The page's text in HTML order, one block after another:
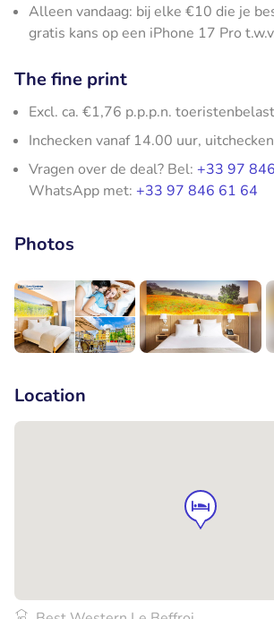
Alleen vandaag: bij elke €10 die je
gratis kans op een iPhone 17 Pro
The fine print
Excl. ca. €1,76 p.p.p.n.
Inchecken vanaf 14.00 uur,
Vragen over de deal? Bel: +33 97
WhatsApp met: +33 97 846 61 64
Photos
Location